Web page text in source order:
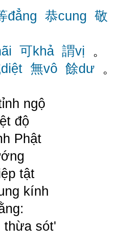
đẳng 恭cung 敬
可khả 謂vị 。
無vô 餘dư 。
ngộ
độ
Phật
tật
kính
thừa sót'